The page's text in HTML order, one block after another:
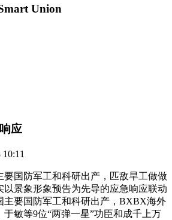
Union
应
国防军工和科研出产，匹敌旱工做做
以景象形象预告为先导的应急响应联动
主要国防军工和科研出产，BXBX海外
敏等9位“两弹一星”功臣和成千上万